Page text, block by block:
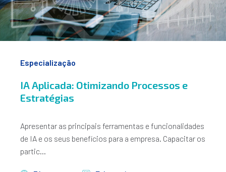
Especialização
IA Aplicada: Otimizando Processos e
Estratégias
Apresentar as principais ferramentas e funcionalidades
de IA e os seus benefícios para a empresa. Capacitar os
partic...